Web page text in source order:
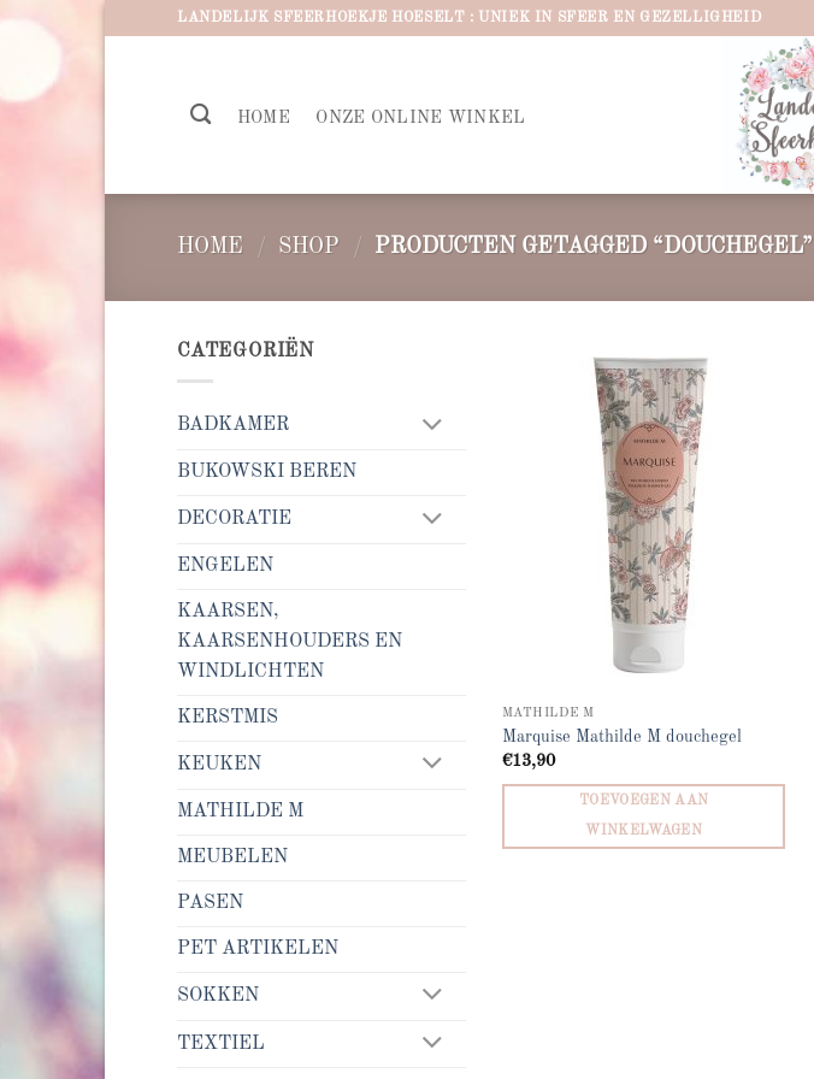
LANDELIJK SFEERHOEKJE HOESELT : UNIEK IN SFEER EN GEZELLIGHEID
HOME ONZE ONLINE WINKEL
HOME / SHOP / PRODUCTEN GETAGGED “DOUCHEGEL”
CATEGORIËN
BADKAMER
BUKOWSKI BEREN
DECORATIE
ENGELEN
KAARSEN,
KAARSENHOUDERS EN
WINDLICHTEN
KERSTMIS
KEUKEN
MATHILDE M
MEUBELEN
PASEN
PET ARTIKELEN
SOKKEN
TEXTIEL
MATHILDE M
Marquise Mathilde M douchegel
€13,90
TOEVOEGEN AAN
WINKELWAGEN